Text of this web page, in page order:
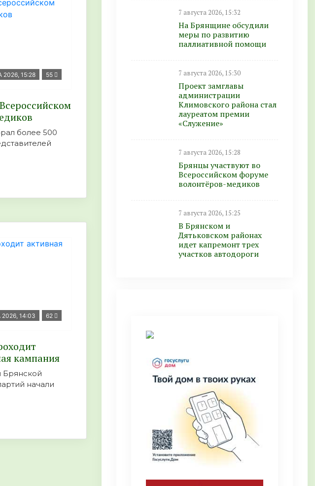
2026, 15:28 55
более 500
14:03 62
кампания
Брянской
начали
7 августа 2026, 15:32
На Брянщине обсудили
меры по развитию
паллиативной помощи
7 августа 2026, 15:30
Проект замглавы
администрации
Климовского района стал
лауреатом премии
«Служение»
7 августа 2026, 15:28
Брянцы участвуют во
Всероссийском форуме
волонтёров-медиков
7 августа 2026, 15:25
В Брянском и
Дятьковском районах
идет капремонт трех
участков автодороги